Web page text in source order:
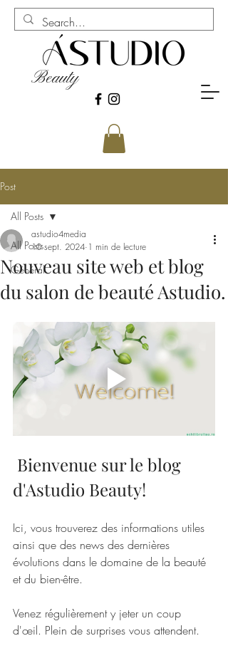
Beauty
Post
All Posts
Général
All Posts
Nouveau site web et blog
du salon de beauté Astudio.
astudio4media
10 sept. 2024 1 min de lecture
Bienvenue sur le blog
d'Astudio Beauty!
Ici, vous trouverez des informations utiles
ainsi que des news des dernières
évolutions dans le domaine de la beauté
et du bien-être.
Venez régulièrement y jeter un coup
d'œil. Plein de surprises vous attendent.